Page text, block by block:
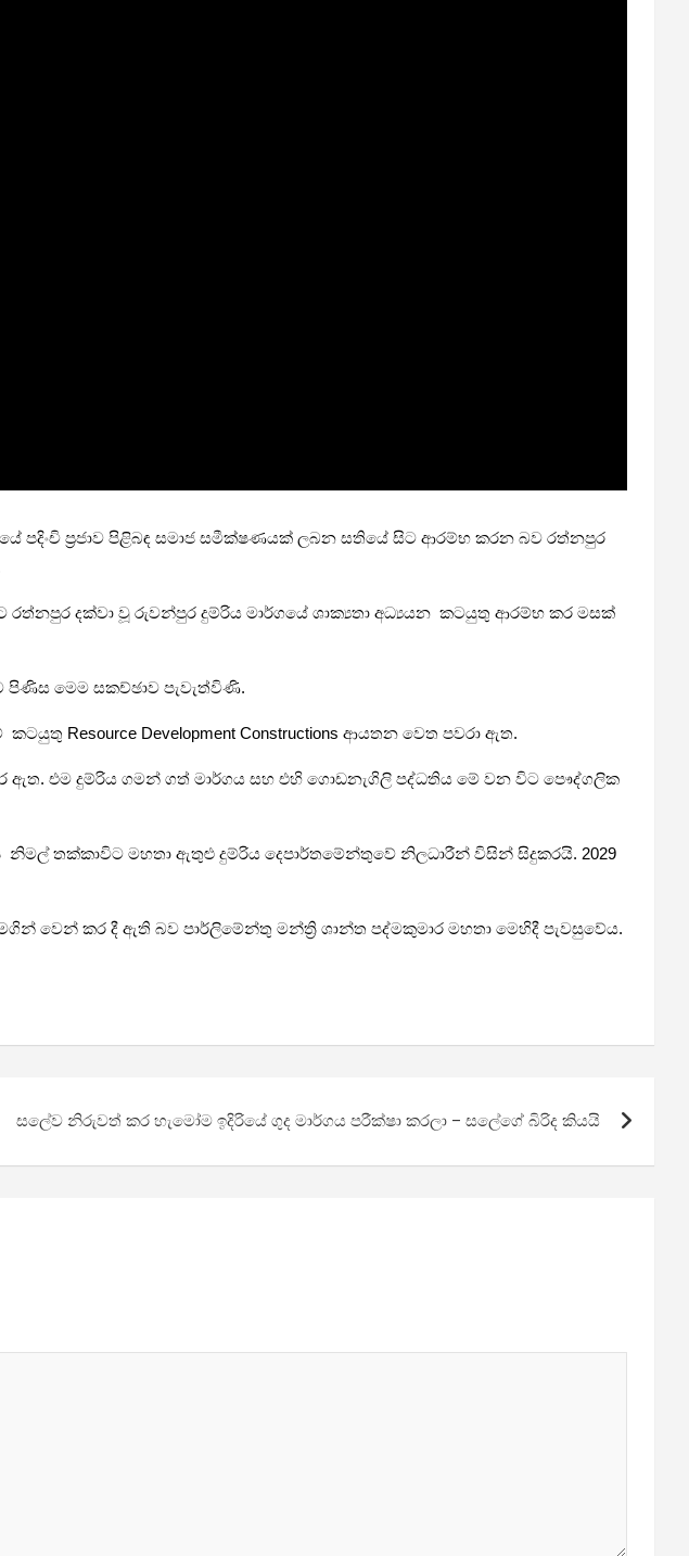
පදිංචි ප්‍රජාව පිළිබඳ සමාජ සමීක්ෂණයක් ලබන සතියේ සිට ආරම්භ කරන බව රත්නපුර
රත්නපුර දක්වා වූ රුවන්පුර දුම්රිය මාර්ගයේ ශාක්‍යතා අධ්‍යයන කටයුතු ආරම්භ කර මසක්
පිණිස මෙම සකච්ඡාව පැවැත්විණි.
Resource Development Constructions ආයතන වෙත පවරා ඇත.
ඇත. එම දුම්රිය ගමන් ගත් මාර්ගය සහ එහි ගොඩනැගිලි පද්ධතිය මේ වන විට පෞද්ගලික
නිමල් තක්කාවිට මහතා ඇතුළු දුම්රිය දෙපාර්තමේන්තුවේ නිලධාරීන් විසින් සිදුකරයි. 2029
වෙන් කර දී ඇති බව පාර්ලිමේන්තු මන්ත්‍රි ශාන්ත පද්මකුමාර මහතා මෙහිදී පැවසුවේය.
සලේව නිරුවත් කර හැමෝම ඉදිරියේ ගුද මාර්ගය පරීක්ෂා කරලා – සලේගේ බිරිද කියයි